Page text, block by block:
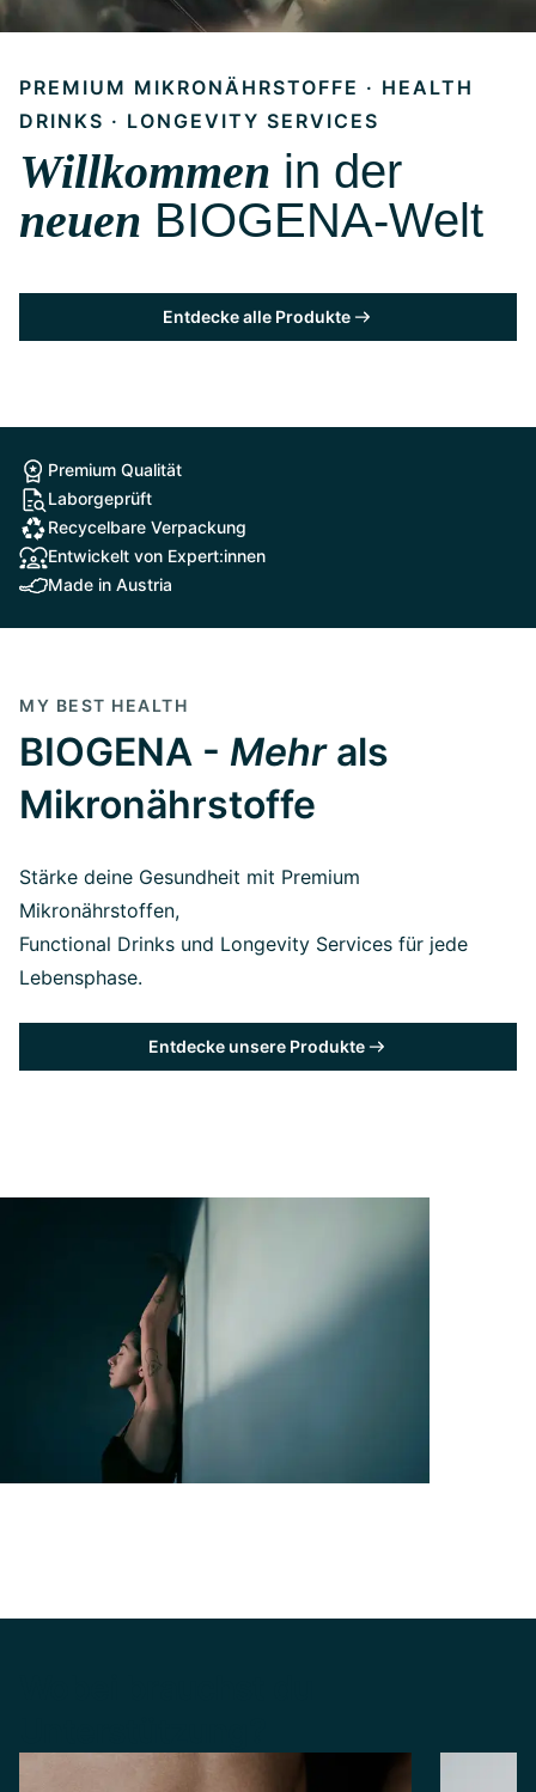
PREMIUM MIKRONÄHRSTOFFE · HEALTH
DRINKS · LONGEVITY SERVICES
Willkommen in der
neuen BIOGENA-Welt
Entdecke alle Produkte
Premium Qualität
Laborgeprüft
Recycelbare Verpackung
Entwickelt von Expert:innen
Made in Austria
MY BEST HEALTH
BIOGENA - Mehrals
Mikronährstoffe
Stärke deine Gesundheit mit Premium
Mikronährstoffen,
Functional Drinks und Longevity Services für jede
Lebensphase.
Entdecke unsere Produkte